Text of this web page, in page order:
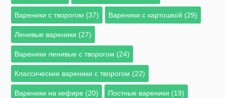
Вареники с творогом (37) Вареники с картошкой (29)
Ленивые вареники (27)
Вареники ленивые с творогом (24)
Классические вареники с творогом (22)
Вареники на кефире (20) Постные вареники (19)